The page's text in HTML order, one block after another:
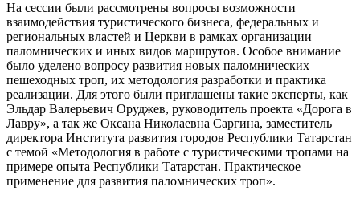
На сессии были рассмотрены вопросы возможности
взаимодействия туристического бизнеса, федеральных и
региональных властей и Церкви в рамках организации
паломнических и иных видов маршрутов. Особое внимание
было уделено вопросу развития новых паломнических
пешеходных троп, их методология разработки и практика
реализации. Для этого были приглашены такие эксперты, как
Эльдар Валерьевич Оруджев, руководитель проекта «Дорога в
Лавру», а так же Оксана Николаевна Саргина, заместитель
директора Института развития городов Республики Татарстан
с темой «Методология в работе с туристическими тропами на
примере опыта Республики Татарстан. Практическое
применение для развития паломнических троп».